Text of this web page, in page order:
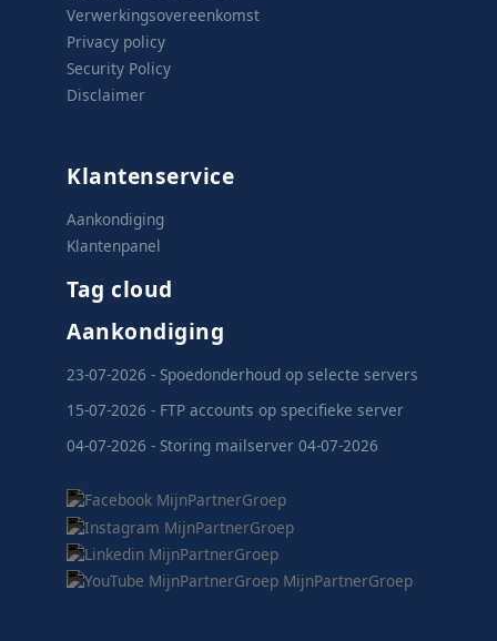
Verwerkingsovereenkomst
Privacy policy
Security Policy
Disclaimer
Klantenservice
Aankondiging
Klantenpanel
Tag cloud
Aankondiging
23-07-2026 - Spoedonderhoud op selecte servers
15-07-2026 - FTP accounts op specifieke server
04-07-2026 - Storing mailserver 04-07-2026